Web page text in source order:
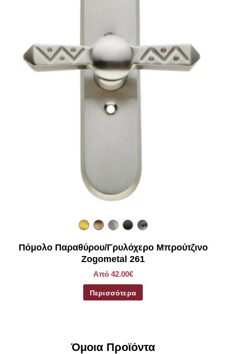
Πόμολο Παραθύρου/Γρυλόχερο Μπρούτζινο
Zogometal 261
Από 42.00€
Περισσότερα
Όμοια Προϊόντα